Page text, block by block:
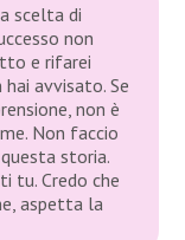
scelta di
non
e rifarei
avvisato. Se
non è
Non faccio
storia.
tu. Credo che
aspetta la